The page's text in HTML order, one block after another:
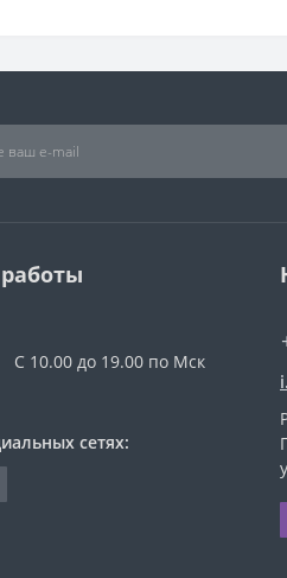
С 10.00 до 19.00 по Мск
сетях: